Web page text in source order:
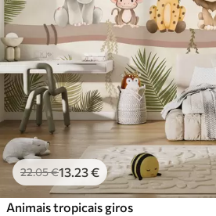
22.05€13 .23€
Animais tropicais giros